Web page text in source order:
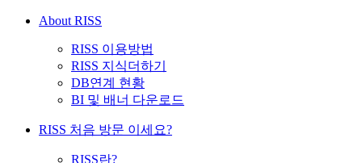
About RISS
RISS 이용방법
RISS 지식더하기
DB연계 현황
BI 및 배너 다운로드
RISS 처음 방문 이세요?
RISS란?